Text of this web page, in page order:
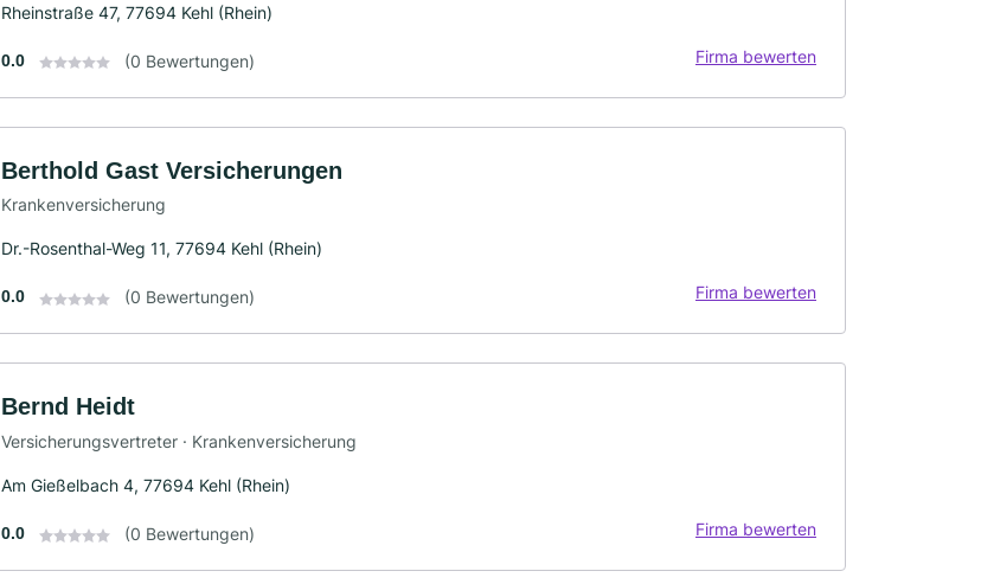
Rheinstraße 47, 77694 Kehl (Rhein)
0.0 (0 Bewertungen) Firma bewerten
Berthold Gast Versicherungen
Krankenversicherung
Dr.-Rosenthal-Weg 11, 77694 Kehl (Rhein)
0.0 (0 Bewertungen) Firma bewerten
Bernd Heidt
Versicherungsvertreter · Krankenversicherung
Am Gießelbach 4, 77694 Kehl (Rhein)
0.0 (0 Bewertungen) Firma bewerten